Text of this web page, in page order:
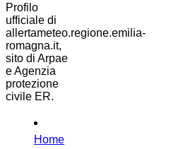
Profilo
ufficiale di
allertameteo.regione.emilia-
romagna.it,
sito di Arpae
e Agenzia
protezione
civile ER.
Home